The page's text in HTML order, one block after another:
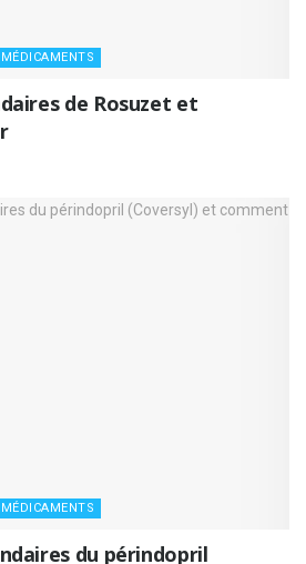
de Rosuzet et
du périndopril